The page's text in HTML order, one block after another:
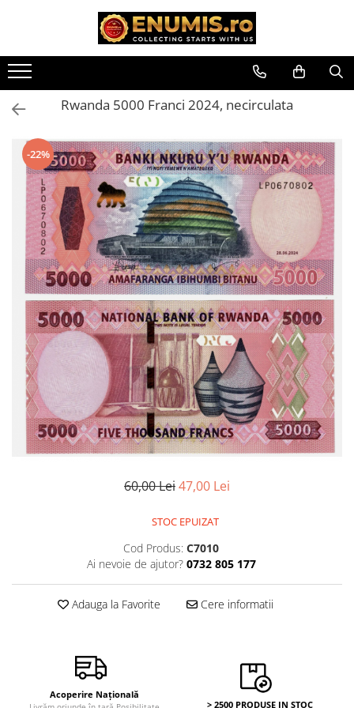
Monede Romania
Albume cu folii pentru stocare
monede
Bibliorafturi
Capsule monede
Cartonase autoadezive
Folii stocare monede
Soluții curățare, pensete, mănuși,
lupa
Tavite stocare si expunere
Monede straine
Monede Africa
Monede America
Monede Asia
Monede Australia si Oceania
Monede Euro, Eurocenti
Monede Europa
Accesorii colectie bancnote
Albume cu folii pentru stocare
Bibliorafturi
Folii pentru stocare bancnote, la
Folii tip poseta, pentru bancnote,
cu 1 buzunar
Rwanda 5000 Franci 2024, necirculata
-22%
60,00 Lei47,00 Lei
STOC EPUIZAT
Cod Produs: C7010
Ai nevoie de ajutor? 0732 805 177
Adauga la Favorite Cere informatii
Acoperire Națională
> 2500 PRODUSE IN STOC